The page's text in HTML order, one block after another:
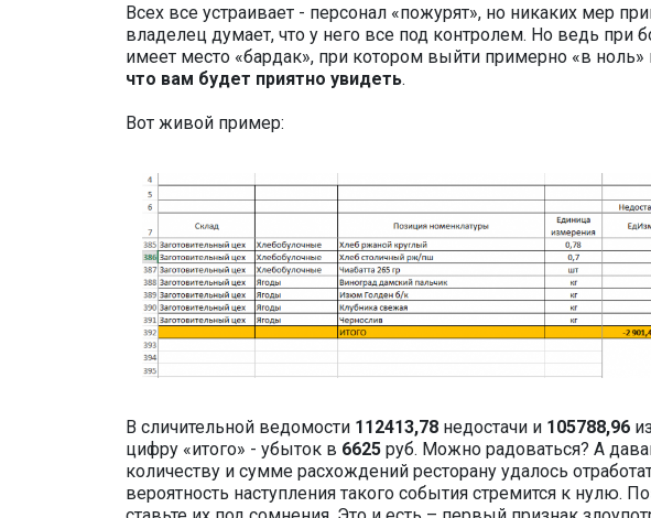
Всех все устраивает - персонал «пожурят», но никаких мер
владелец думает, что у него все под контролем. Но ведь при
имеет место «бардак», при котором выйти примерно «в
что вам будет приятно увидеть.
Вот живой пример:
В сличительной ведомости 112413,78 недостачи и 105788,96
цифру «итого» - убыток в 6625 руб. Можно радоваться? А
количеству и сумме расхождений ресторану удалось
вероятность наступления такого события стремится к нулю.